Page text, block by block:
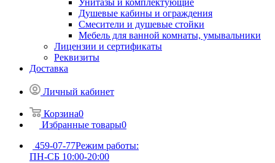
Унитазы и комплектующие
Душевые кабины и ограждения
Смесители и душевые стойки
Мебель для ванной комнаты, умывальники
Лицензии и сертификаты
Реквизиты
Доставка
Личный кабинет
Корзина0
Избранные товары0
459-07-77Режим работы:
ПН-СБ 10:00-20:00